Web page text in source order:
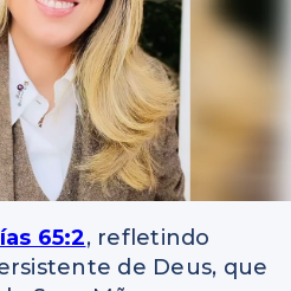
65:2, refletindo
de Deus, que